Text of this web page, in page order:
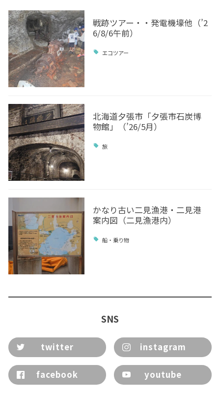
戦跡ツアー・・発電機壕他（’2
6/8/6午前）
エコツアー
北海道夕張市「夕張市石炭博
物館」（’26/5月）
旅
かなり古い二見漁港・二見港
案内図（二見漁港内）
船・乗り物
SNS
twitter instagram
facebook youtube